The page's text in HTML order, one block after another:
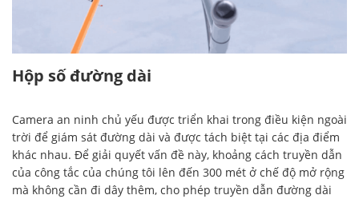
00:25
Hộp số đường dài
Camera an ninh chủ yếu được triển khai trong điều kiện ngoài
trời để giám sát đường dài và được tách biệt tại các địa điểm
khác nhau. Để giải quyết vấn đề này, khoảng cách truyền dẫn
của công tắc của chúng tôi lên đến 300 mét ở chế độ mở rộng
mà không cần đi dây thêm, cho phép truyền dẫn đường dài